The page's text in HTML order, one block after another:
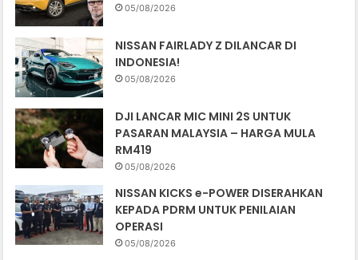
05/08/2026
NISSAN FAIRLADY Z DILANCAR DI
INDONESIA!
05/08/2026
DJI LANCAR MIC MINI 2S UNTUK
PASARAN MALAYSIA – HARGA MULA
RM419
05/08/2026
NISSAN KICKS e-POWER DISERAHKAN
KEPADA PDRM UNTUK PENILAIAN
OPERASI
05/08/2026